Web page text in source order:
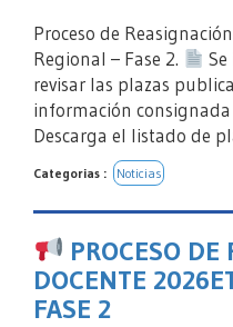
Proceso de
Regional – Fase 2.
revisar las plazas
información consignada
Descarga el listado de
Categorias : Noticias
PROCESO DE
DOCENTE
FASE 2